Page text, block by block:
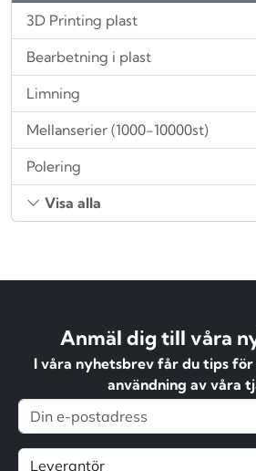
3D Printing plast
Bearbetning i plast
Limning
Mellanserier (1000-10000st)
Polering
Visa alla
Anmäl dig till våra
I våra nyhetsbrev får du tips
användning av våra